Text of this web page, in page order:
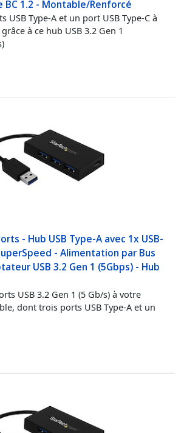
BC 1.2 - Montable/Renforcé
USB Type-A et un port USB Type-C à
à ce hub USB 3.2 Gen 1
- Hub USB Type-A avec 1x USB-
- Alimentation par Bus
USB 3.2 Gen 1 (5Gbps) - Hub
USB 3.2 Gen 1 (5 Gb/s) à votre
dont trois ports USB Type-A et un